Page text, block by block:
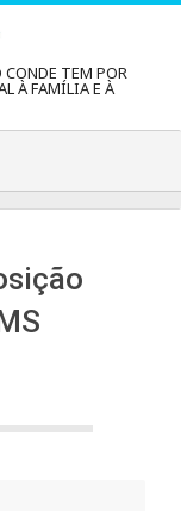
TEM POR
À FAMÍLIA E À